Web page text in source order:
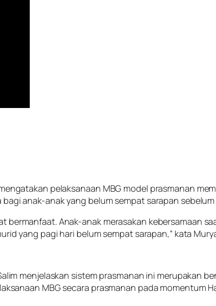
pelaksanaan MBG model prasmanan
anak-anak yang belum sempat sarapan
bermanfaat. Anak-anak merasakan kebersamaan
yang pagi hari belum sempat sarapan,” kata
menjelaskan sistem prasmanan ini merupakan
MBG secara prasmanan pada momentum